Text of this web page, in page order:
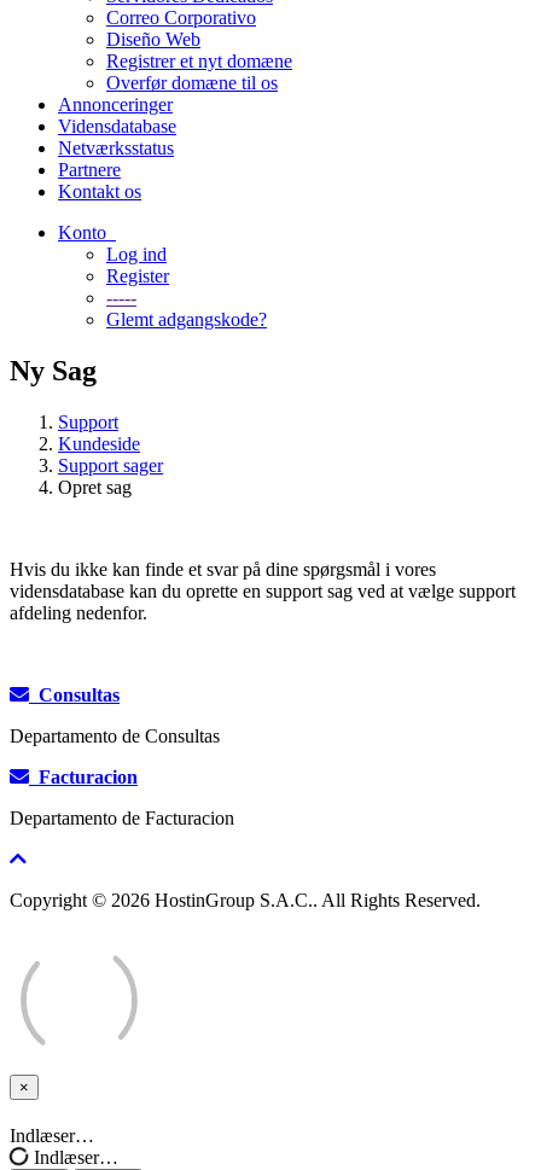
Correo Corporativo
Diseño Web
Registrer et nyt domæne
Overfør domæne til os
Annonceringer
Vidensdatabase
Netværksstatus
Partnere
Kontakt os
Konto
Log ind
Register
-----
Glemt adgangskode?
Ny Sag
Support
Kundeside
Support sager
Opret sag
Hvis du ikke kan finde et svar på dine spørgsmål i vores
vidensdatabase kan du oprette en support sag ved at vælge support
afdeling nedenfor.
Consultas
Departamento de Consultas
Facturacion
Departamento de Facturacion
Copyright © 2026 HostinGroup S.A.C.. All Rights Reserved.
×
Close
Indlæser…
Indlæser…